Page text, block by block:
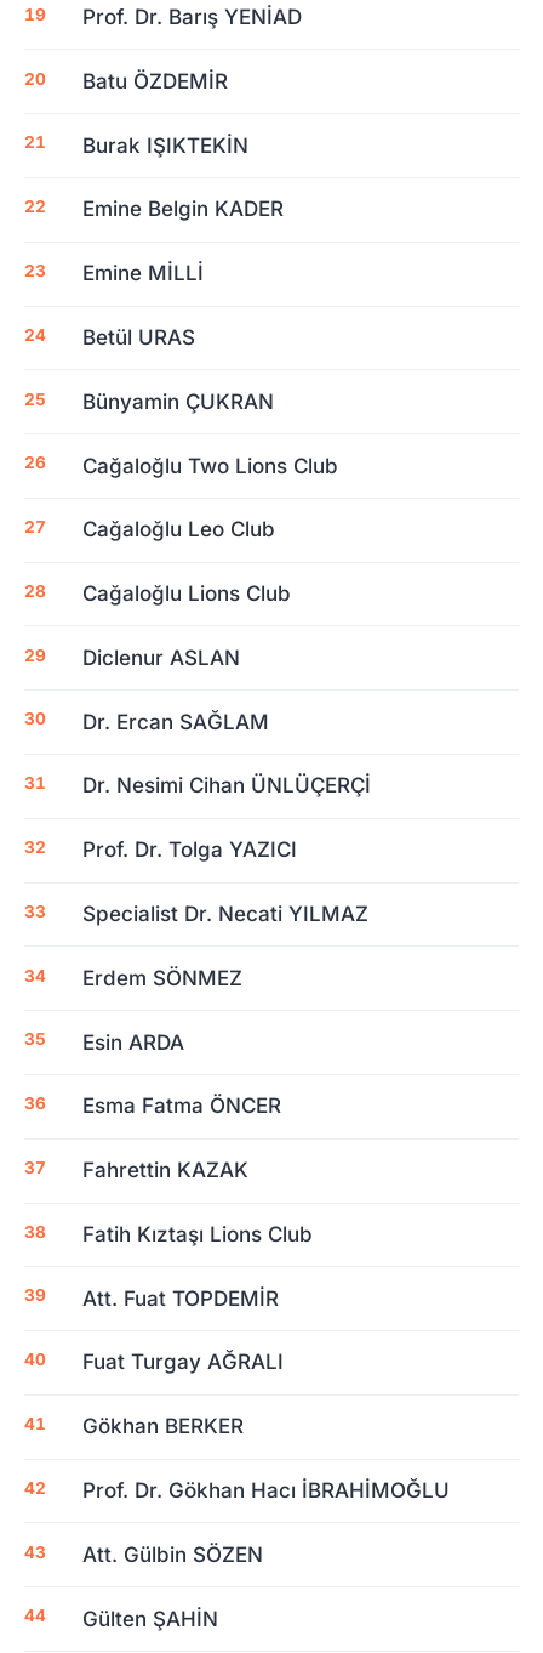
Prof. Dr. Barış YENİAD
Batu ÖZDEMİR
Burak IŞIKTEKİN
Emine Belgin KADER
Emine MİLLİ
Betül URAS
Bünyamin ÇUKRAN
Cağaloğlu Two Lions Club
Cağaloğlu Leo Club
Cağaloğlu Lions Club
Diclenur ASLAN
Dr. Ercan SAĞLAM
Dr. Nesimi Cihan ÜNLÜÇERÇİ
Prof. Dr. Tolga YAZICI
Specialist Dr. Necati YILMAZ
Erdem SÖNMEZ
Esin ARDA
Esma Fatma ÖNCER
Fahrettin KAZAK
Fatih Kıztaşı Lions Club
Att. Fuat TOPDEMİR
Fuat Turgay AĞRALI
Gökhan BERKER
Prof. Dr. Gökhan Hacı İBRAHİMOĞLU
Att. Gülbin SÖZEN
Gülten ŞAHİN